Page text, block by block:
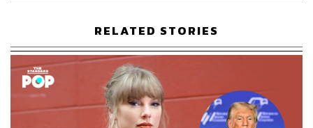
Eveandboy Beautrium
Lazada
แพต-ชญานิษฐ์ ชาญสง่าเวช
Shopee
La Roche-Posay
TikTok
Niacinamide
Watsons
RELATED STORIES